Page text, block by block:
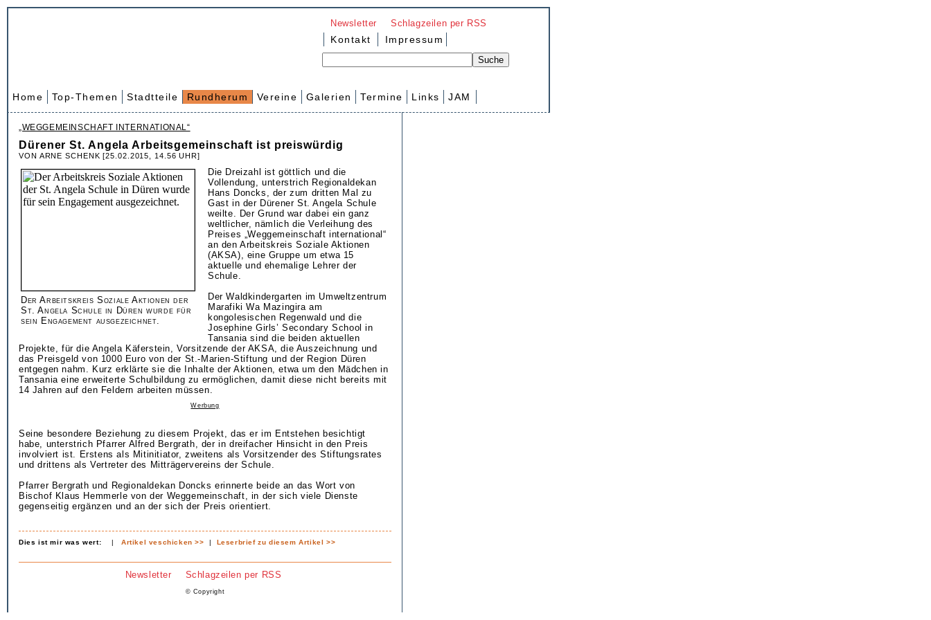
Newsletter Schlagzeilen per RSS
Kontakt Impressum
Home Top-Themen Stadtteile Rundherum Vereine Galerien Termine Links JAM
„WEGGEMEINSCHAFT INTERNATIONAL“
Dürener St. Angela Arbeitsgemeinschaft ist preiswürdig
VON ARNE SCHENK [25.02.2015, 14.56 UHR]
Der Arbeitskreis Soziale Aktionen der
St. Angela Schule in Düren wurde für
sein Engagement ausgezeichnet.
Die Dreizahl ist göttlich und die
Vollendung, unterstrich Regionaldekan
Hans Doncks, der zum dritten Mal zu
Gast in der Dürener St. Angela Schule
weilte. Der Grund war dabei ein ganz
weltlicher, nämlich die Verleihung des
Preises „Weggemeinschaft international“
an den Arbeitskreis Soziale Aktionen
(AKSA), eine Gruppe um etwa 15
aktuelle und ehemalige Lehrer der
Schule.
Der Waldkindergarten im Umweltzentrum
Marafiki Wa Mazingira am
kongolesischen Regenwald und die
Josephine Girls’ Secondary School in
Tansania sind die beiden aktuellen
Projekte, für die Angela Käferstein, Vorsitzende der AKSA, die Auszeichnung und
das Preisgeld von 1000 Euro von der St.-Marien-Stiftung und der Region Düren
entgegen nahm. Kurz erklärte sie die Inhalte der Aktionen, etwa um den Mädchen in
Tansania eine erweiterte Schulbildung zu ermöglichen, damit diese nicht bereits mit
14 Jahren auf den Feldern arbeiten müssen.
Werbung
Seine besondere Beziehung zu diesem Projekt, das er im Entstehen besichtigt
habe, unterstrich Pfarrer Alfred Bergrath, der in dreifacher Hinsicht in den Preis
involviert ist. Erstens als Mitinitiator, zweitens als Vorsitzender des Stiftungsrates
und drittens als Vertreter des Mitträgervereins der Schule.
Pfarrer Bergrath und Regionaldekan Doncks erinnerte beide an das Wort von
Bischof Klaus Hemmerle von der Weggemeinschaft, in der sich viele Dienste
gegenseitig ergänzen und an der sich der Preis orientiert.
Dies ist mir was wert: |Artikel veschicken >> | Leserbrief zu diesem Artikel >>
Newsletter Schlagzeilen per RSS
© Copyright